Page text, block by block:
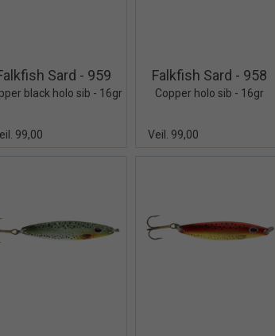
Sard - 959
black holo sib - 16gr
99,00
Falkfish Sard - 958
Copper holo sib - 16gr
Veil. 99,00